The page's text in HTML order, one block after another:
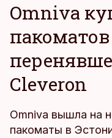
Omniva
Cleveron
Omniva вышла на
пакоматы в